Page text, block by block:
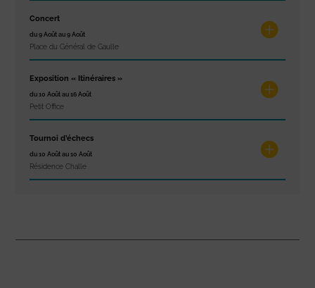
Concert
du 9 Août au 9 Août
Place du Général de Gaulle
Exposition « Itinéraires »
du 10 Août au 16 Août
Petit Office
Tournoi d’échecs
du 10 Août au 10 Août
Résidence Challe